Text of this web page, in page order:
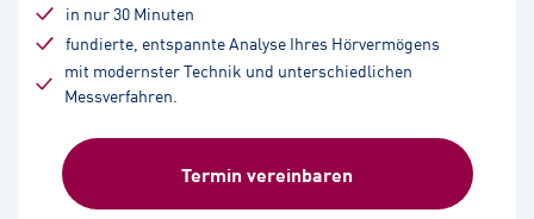
in nur 30 Minuten
fundierte, entspannte Analyse Ihres Hörvermögens
mit modernster Technik und unterschiedlichen
Messverfahren.
Termin vereinbaren